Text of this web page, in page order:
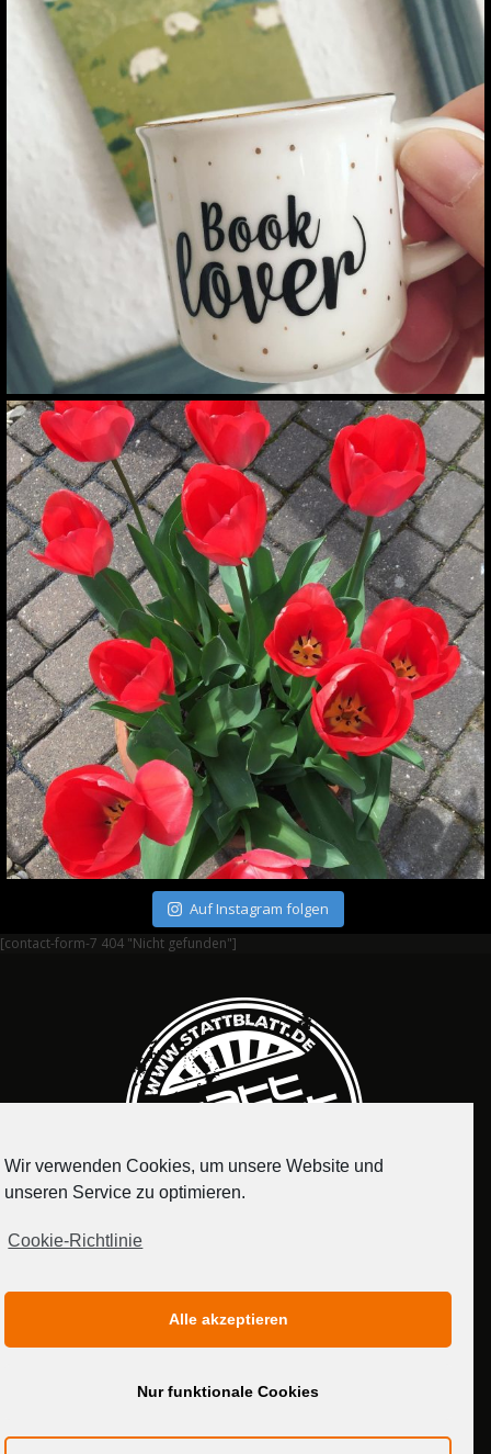
Auf Instagram folgen
[contact-form-7 404 "Nicht gefunden"]
MEDIADATEN
Wir verwenden Cookies, um unsere Website und
unseren Service zu optimieren.
Cookie-Richtlinie
Alle akzeptieren
Nur funktionale Cookies